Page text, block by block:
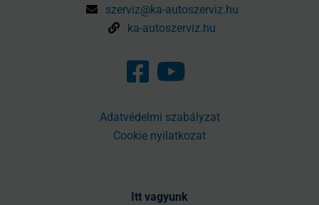
szerviz@ka-autoszerviz.hu
ka-autoszerviz.hu
Adatvédelmi szabályzat
Cookie nyilatkozat
Itt vagyunk